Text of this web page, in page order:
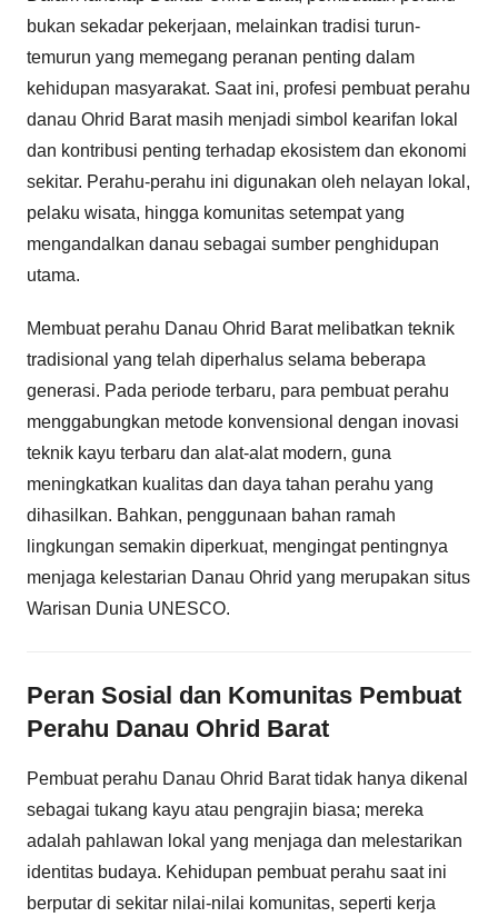
bukan sekadar pekerjaan, melainkan tradisi turun-
temurun yang memegang peranan penting dalam
kehidupan masyarakat. Saat ini, profesi pembuat perahu
danau Ohrid Barat masih menjadi simbol kearifan lokal
dan kontribusi penting terhadap ekosistem dan ekonomi
sekitar. Perahu-perahu ini digunakan oleh nelayan lokal,
pelaku wisata, hingga komunitas setempat yang
mengandalkan danau sebagai sumber penghidupan
utama.
Membuat perahu Danau Ohrid Barat melibatkan teknik
tradisional yang telah diperhalus selama beberapa
generasi. Pada periode terbaru, para pembuat perahu
menggabungkan metode konvensional dengan inovasi
teknik kayu terbaru dan alat-alat modern, guna
meningkatkan kualitas dan daya tahan perahu yang
dihasilkan. Bahkan, penggunaan bahan ramah
lingkungan semakin diperkuat, mengingat pentingnya
menjaga kelestarian Danau Ohrid yang merupakan situs
Warisan Dunia UNESCO.
Peran Sosial dan Komunitas Pembuat
Perahu Danau Ohrid Barat
Pembuat perahu Danau Ohrid Barat tidak hanya dikenal
sebagai tukang kayu atau pengrajin biasa; mereka
adalah pahlawan lokal yang menjaga dan melestarikan
identitas budaya. Kehidupan pembuat perahu saat ini
berputar di sekitar nilai-nilai komunitas, seperti kerja